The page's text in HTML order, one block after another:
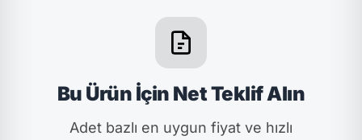
Bu Ürün İçin Net Teklif Alın
Adet bazlı en uygun fiyat ve hızlı